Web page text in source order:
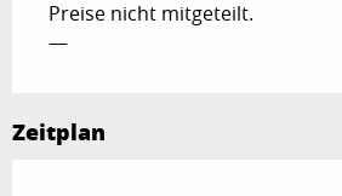
Preise nicht mitgeteilt.
—
Zeitplan